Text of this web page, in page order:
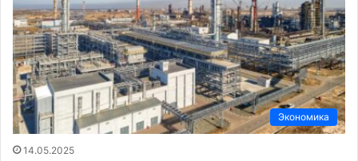
Экономика
14.05.2025